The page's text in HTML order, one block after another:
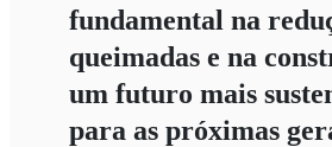
fundamental na
queimadas e na
um futuro mais
para as próximas